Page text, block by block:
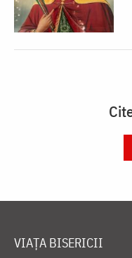
VIAȚA BISERICII